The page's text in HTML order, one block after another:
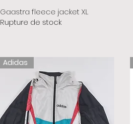
Gaastra fleece jacket XL
Rupture de stock
Adidas